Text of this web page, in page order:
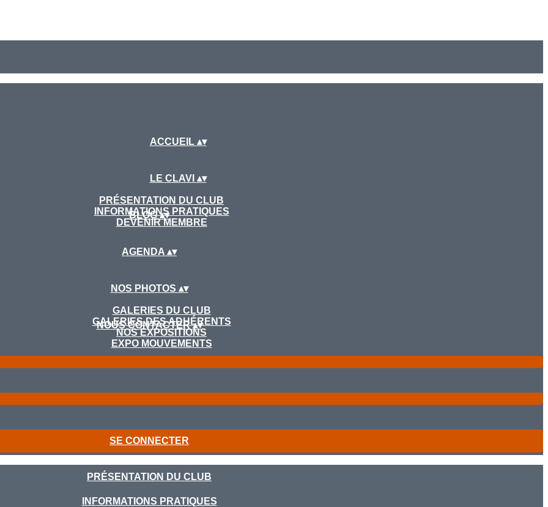
ACCUEIL ▴▾
LE CLAVI ▴▾
PRÉSENTATION DU CLUB
INFORMATIONS PRATIQUES
DEVENIR MEMBRE
BLOG▴▾
AGENDA ▴▾
NOS PHOTOS ▴▾
GALERIES DU CLUB
GALERIES DES ADHÉRENTS
NOS EXPOSITIONS
EXPO MOUVEMENTS
NOUS CONTACTER▴▾
SE CONNECTER
PRÉSENTATION DU CLUB
INFORMATIONS PRATIQUES